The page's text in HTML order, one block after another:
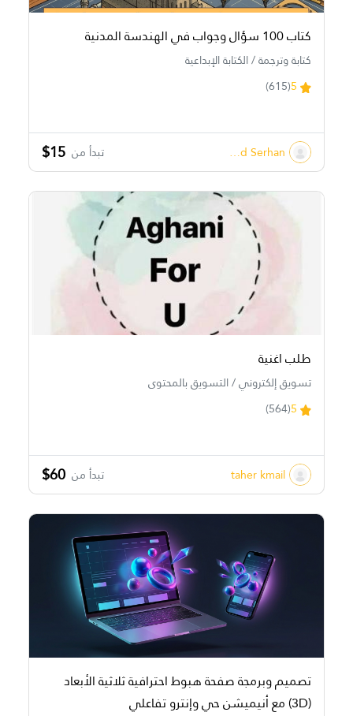
كتاب 100 سؤال وجواب في الهندسة المدنية
كتابة وترجمة / الكتابة الإبداعية
5
(615)
Ahmed Serhan تبدأ من $15
طلب اغنية
تسويق إلكتروني / التسويق بالمحتوى
5
(564)
taher kmail تبدأ من $60
تصميم وبرمجة صفحة هبوط احترافية ثلاثية الأبعاد
(3D) مع أنيميشن حي وإنترو تفاعلي